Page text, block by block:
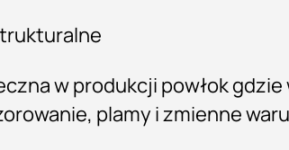
w produkcji powłok
plamy i zmienne